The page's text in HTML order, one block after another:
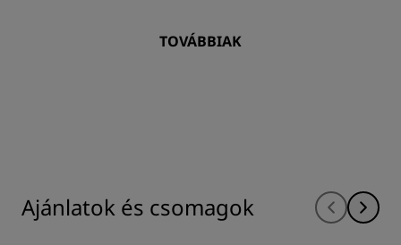
TOVÁBBIAK
Ajánlatok és csomagok